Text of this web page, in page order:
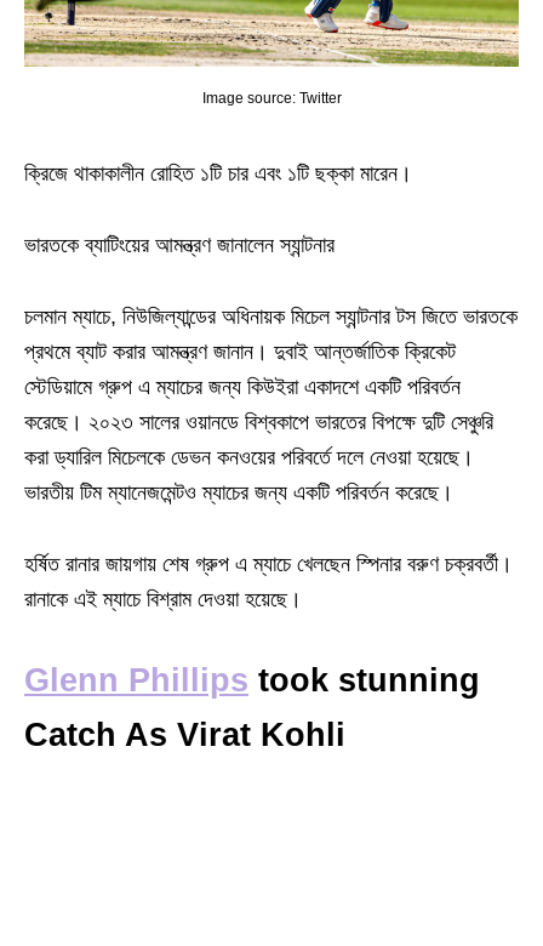
Image source: Twitter
ক্রিজে থাকাকালীন রোহিত ১টি চার এবং ১টি ছক্কা মারেন।
ভারতকে ব্যাটিংয়ের আমন্ত্রণ জানালেন স্যান্টনার
চলমান ম্যাচে, নিউজিল্যান্ডের অধিনায়ক মিচেল স্যান্টনার টস জিতে ভারতকে
প্রথমে ব্যাট করার আমন্ত্রণ জানান। দুবাই আন্তর্জাতিক ক্রিকেট
স্টেডিয়ামে গ্রুপ এ ম্যাচের জন্য কিউইরা একাদশে একটি পরিবর্তন
করেছে। ২০২৩ সালের ওয়ানডে বিশ্বকাপে ভারতের বিপক্ষে দুটি সেঞ্চুরি
করা ড্যারিল মিচেলকে ডেভন কনওয়ের পরিবর্তে দলে নেওয়া হয়েছে।
ভারতীয় টিম ম্যানেজমেন্টও ম্যাচের জন্য একটি পরিবর্তন করেছে।
হর্ষিত রানার জায়গায় শেষ গ্রুপ এ ম্যাচে খেলছেন স্পিনার বরুণ চক্রবর্তী।
রানাকে এই ম্যাচে বিশ্রাম দেওয়া হয়েছে।
Glenn Phillips took stunning
Catch As Virat Kohli